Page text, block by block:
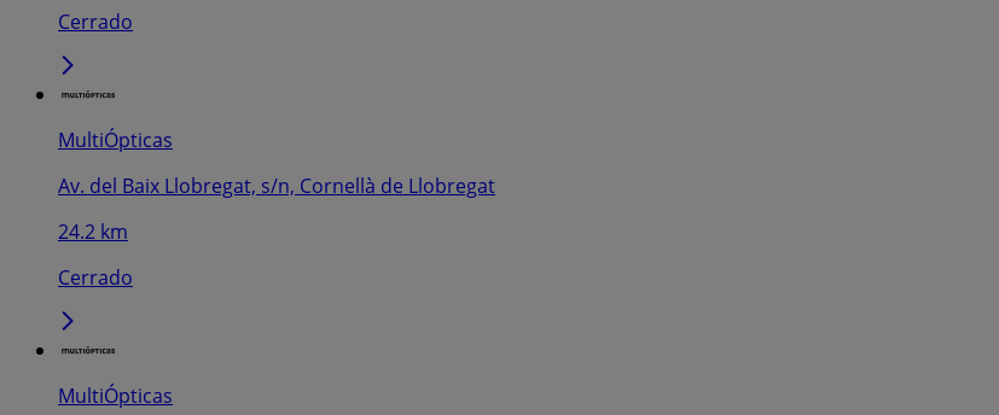
Cerrado
MultiÓpticas
Av. del Baix Llobregat, s/n, Cornellà de Llobregat
24.2 km
Cerrado
MultiÓpticas